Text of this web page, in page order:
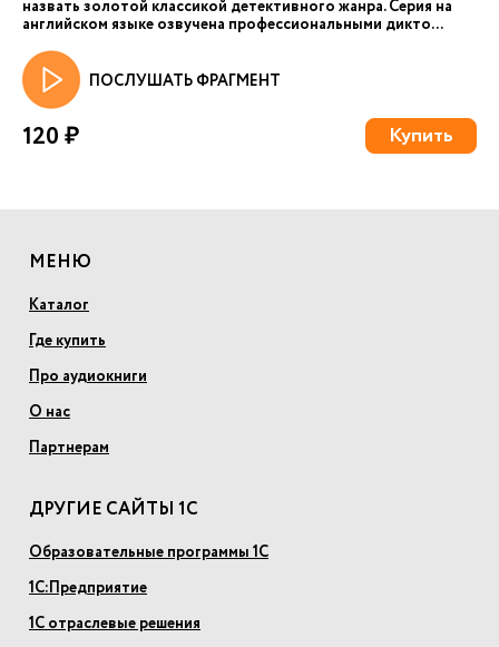
назвать золотой классикой детективного жанра. Серия на
английском языке озвучена профессиональными дикто...
ПОСЛУШАТЬ ФРАГМЕНТ
120 ₽ Купить
МЕНЮ
Каталог
Где купить
Про аудиокниги
О нас
Партнерам
ДРУГИЕ САЙТЫ 1С
Образовательные программы 1С
1С:Предприятие
1С отраслевые решения